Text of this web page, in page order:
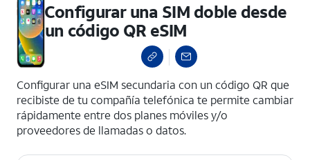
Configurar una SIM doble desde
un código QR eSIM
Configurar una eSIM secundaria con un código QR que
recibiste de tu compañía telefónica te permite cambiar
rápidamente entre dos planes móviles y/o
proveedores de llamadas o datos.